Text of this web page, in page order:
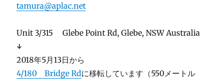
tamura@aplac.net
Unit 3/315 Glebe Point Rd, Glebe, NSW Australia
↓
2018年5月13日から
4/180 Bridge Rdに移転しています（550メートル